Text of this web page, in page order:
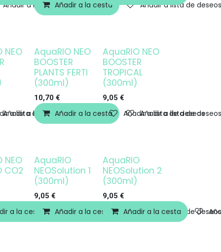
Añadir a lista de deseosAñadir a la cesta Añadir a lista de deseos
Añadir a lista de deseos
NEO
a lista de deseos
AquaRIO NEO
BOOSTER
PLANTS FERTI
(300ml)
10,70€
Añadir a la cesta Añadir a lista de deseos
Agotado
AquaRIO NEO
BOOSTER
TROPICAL
(300ml)
9,05 €
Añadir a lista de deseos
NEO
CO2
a la cesta Añadir a lista de deseos
AquaRIO
NEOSolution 1
(300ml)
9,05 €
Añadir a la cesta Añadir a lista de deseos
AquaRIO
NEOSolution 2
(300ml)
9,05 €
Añadir a la cesta